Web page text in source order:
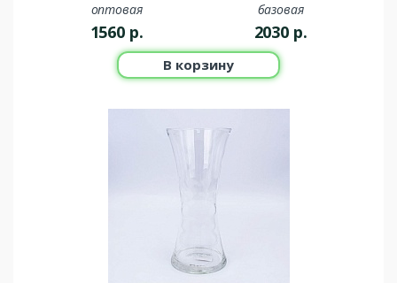
оптовая
1560 р.
базовая
2030 р.
В корзину